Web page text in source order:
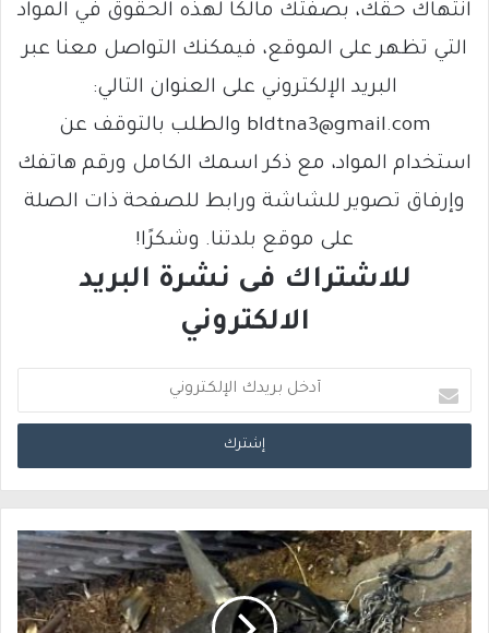
انتهاك حقك، بصفتك مالكًا لهذه الحقوق في المواد
التي تظهر على الموقع، فيمكنك التواصل معنا عبر
البريد الإلكتروني على العنوان التالي:
bldtna3@gmail.com والطلب بالتوقف عن
استخدام المواد، مع ذكر اسمك الكامل ورقم هاتفك
وإرفاق تصوير للشاشة ورابط للصفحة ذات الصلة
على موقع بلدتنا. وشكرًا!
للاشتراك فى نشرة البريد
الالكتروني
د
خ
ب
ر
ي